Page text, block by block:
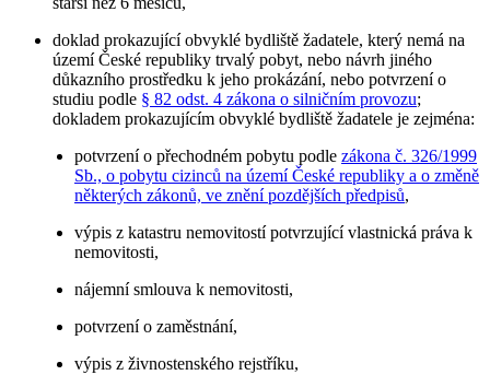
doklad prokazující obvyklé bydliště žadatele, který nemá na
území České republiky trvalý pobyt, nebo návrh jiného
důkazního prostředku k jeho prokázání, nebo potvrzení o
studiu podle § 82 odst. 4 zákona o silničním provozu;
dokladem prokazujícím obvyklé bydliště žadatele je zejména:
potvrzení o přechodném pobytu podlezákona č. 326/1999
Sb., o pobytu cizinců na území České republiky a o změně
některých zákonů, ve znění pozdějších předpisů,
výpis z katastru nemovitostí potvrzující vlastnická práva k
nemovitosti,
nájemní smlouva k nemovitosti,
potvrzení o zaměstnání,
výpis z živnostenského rejstříku,